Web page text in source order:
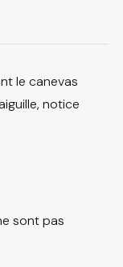
le canevas
notice
sont pas